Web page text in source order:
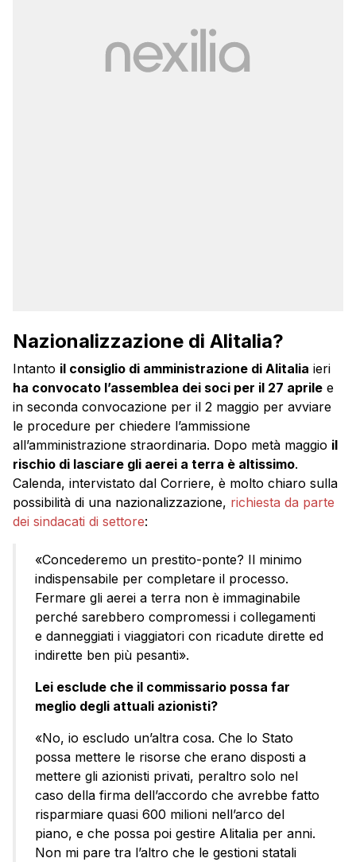
Nazionalizzazione di Alitalia?
Intanto il consiglio di amministrazione di Alitalia ieri
ha convocato l’assemblea dei soci per il 27 aprile e
in seconda convocazione per il 2 maggio per avviare
le procedure per chiedere l’ammissione
all’amministrazione straordinaria. Dopo metà maggio il
rischio di lasciare gli aerei a terra è altissimo.
Calenda, intervistato dal Corriere, è molto chiaro sulla
possibilità di una nazionalizzazione, richiesta da parte
dei sindacati di settore:
«Concederemo un prestito-ponte? Il minimo
indispensabile per completare il processo.
Fermare gli aerei a terra non è immaginabile
perché sarebbero compromessi i collegamenti
e danneggiati i viaggiatori con ricadute dirette ed
indirette ben più pesanti».
Lei esclude che il commissario possa far
meglio degli attuali azionisti?
«No, io escludo un’altra cosa. Che lo Stato
possa mettere le risorse che erano disposti a
mettere gli azionisti privati, peraltro solo nel
caso della firma dell’accordo che avrebbe fatto
risparmiare quasi 600 milioni nell’arco del
piano, e che possa poi gestire Alitalia per anni.
Non mi pare tra l’altro che le gestioni statali